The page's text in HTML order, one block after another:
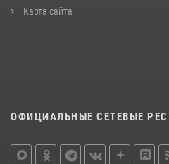
Карта сайта
ОФИЦИАЛЬНЫЕ СЕТЕВЫЕ